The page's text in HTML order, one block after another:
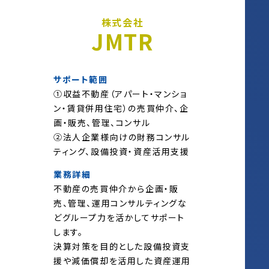
株式会社
JMTR
サポート範囲
①収益不動産（アパート・マンショ
ン・賃貸併用住宅）の売買仲介、企
画・販売、管理、コンサル
②法人企業様向けの財務コンサル
ティング、設備投資・資産活用支援
業務詳細
不動産の売買仲介から企画・販
売、管理、運用コンサルティングな
どグループ力を活かしてサポート
します。
決算対策を目的とした設備投資支
援や減価償却を活用した資産運用